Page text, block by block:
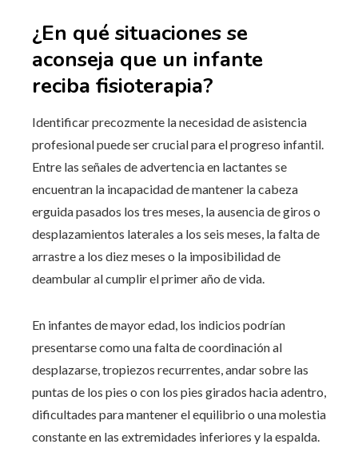
¿En qué situaciones se
aconseja que un infante
reciba fisioterapia?
Identificar precozmente la necesidad de asistencia
profesional puede ser crucial para el progreso infantil.
Entre las señales de advertencia en lactantes se
encuentran la incapacidad de mantener la cabeza
erguida pasados los tres meses, la ausencia de giros o
desplazamientos laterales a los seis meses, la falta de
arrastre a los diez meses o la imposibilidad de
deambular al cumplir el primer año de vida.
En infantes de mayor edad, los indicios podrían
presentarse como una falta de coordinación al
desplazarse, tropiezos recurrentes, andar sobre las
puntas de los pies o con los pies girados hacia adentro,
dificultades para mantener el equilibrio o una molestia
constante en las extremidades inferiores y la espalda.